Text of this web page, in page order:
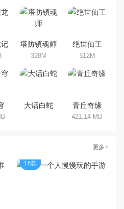
侠手机游戏有哪些呢？游戏今天，
乐途下载站小编芒果味的怪咖给大
集，欢迎大家前来选择下载体验
塔防镇魂师
328M
绝世仙王
512M
大话白蛇 青丘奇缘
421.14 MB
更多
16款